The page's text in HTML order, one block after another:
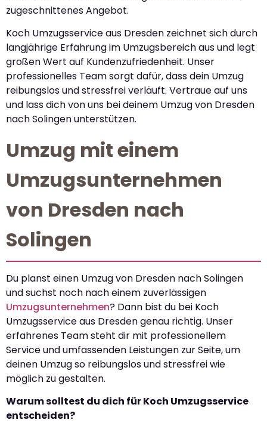
zugeschnittenes Angebot.
Koch Umzugsservice aus Dresden zeichnet sich durch
langjährige Erfahrung im Umzugsbereich aus und legt
großen Wert auf Kundenzufriedenheit. Unser
professionelles Team sorgt dafür, dass dein Umzug
reibungslos und stressfrei verläuft. Vertraue auf uns
und lass dich von uns bei deinem Umzug von Dresden
nach Solingen unterstützen.
Umzug mit einem
Umzugsunternehmen
von Dresden nach
Solingen
Du planst einen Umzug von Dresden nach Solingen
und suchst noch nach einem zuverlässigen
Umzugsunternehmen? Dann bist du bei Koch
Umzugsservice aus Dresden genau richtig. Unser
erfahrenes Team steht dir mit professionellem
Service und umfassenden Leistungen zur Seite, um
deinen Umzug so reibungslos und stressfrei wie
möglich zu gestalten.
Warum solltest du dich für Koch Umzugsservice
entscheiden?